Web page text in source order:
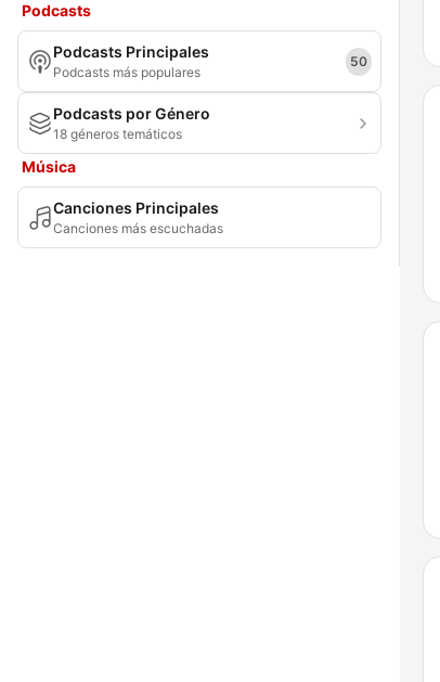
Podcasts
Podcasts Principales
Podcasts más populares
50
Podcasts por Género
18 géneros temáticos
Música
Canciones Principales
Canciones más escuchadas